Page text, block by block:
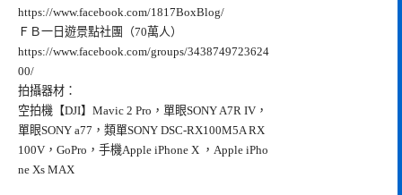
https://www.facebook.com/1817BoxBlog/
ＦＢ一日遊景點社團（70萬人）
https://www.facebook.com/groups/3438749723624
00/
拍攝器材：
空拍機【DJI】Mavic 2 Pro，單眼SONY A7R IV，
單眼SONY a77，類單SONY DSC-RX100M5A RX
100V，GoPro，手機Apple iPhone X ，Apple iPho
ne Xs MAX